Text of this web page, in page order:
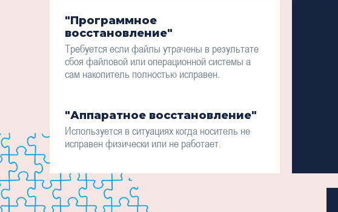
"Программное
восстановление"
Требуется если файлы утрачены в результате
сбоя файловой или операционной системы а
сам накопитель полностью исправен.
"Аппаратное восстановление"
Используется в ситуациях когда носитель не
исправен физически или не работает.